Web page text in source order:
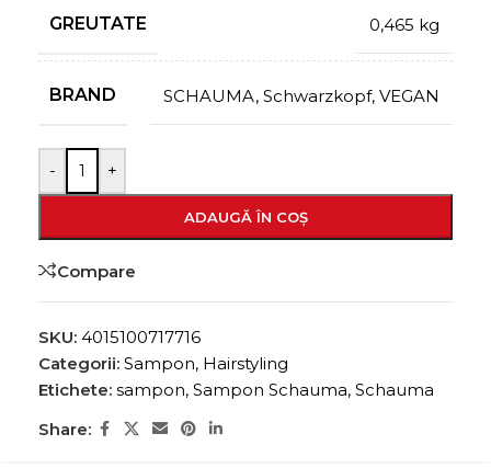
GREUTATE 0,465 kg
BRAND SCHAUMA, Schwarzkopf, VEGAN
- +
ADAUGĂ ÎN COȘ
Compare
SKU: 4015100717716
Categorii: Sampon, Hairstyling
Etichete: sampon, Sampon Schauma, Schauma
Share: